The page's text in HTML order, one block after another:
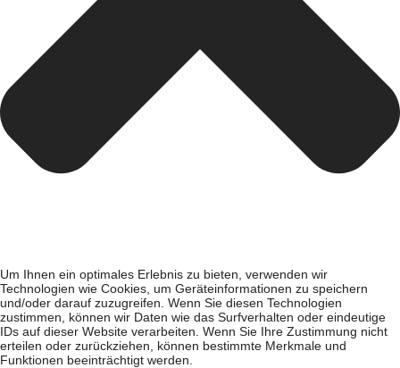
Um Ihnen ein optimales Erlebnis zu bieten, verwenden wir
Technologien wie Cookies, um Geräteinformationen zu speichern
und/oder darauf zuzugreifen. Wenn Sie diesen Technologien
zustimmen, können wir Daten wie das Surfverhalten oder eindeutige
IDs auf dieser Website verarbeiten. Wenn Sie Ihre Zustimmung nicht
erteilen oder zurückziehen, können bestimmte Merkmale und
Funktionen beeinträchtigt werden.